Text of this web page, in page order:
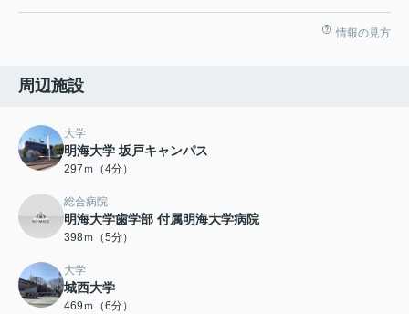
情報の見方
周辺施設
大学
明海大学 坂戸キャンパス
297ｍ（4分）
総合病院
明海大学歯学部 付属明海大学病院
398ｍ（5分）
大学
城西大学
469ｍ（6分）